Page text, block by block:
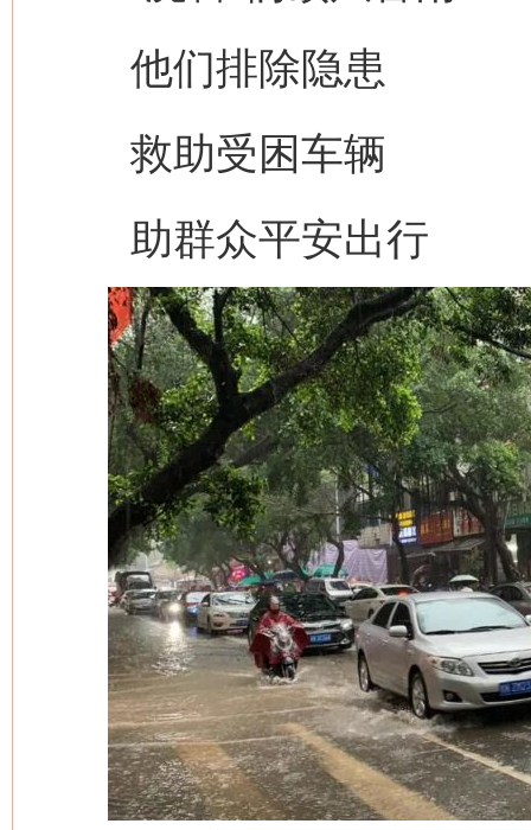
他们排除隐患
救助受困车辆
助群众平安出行